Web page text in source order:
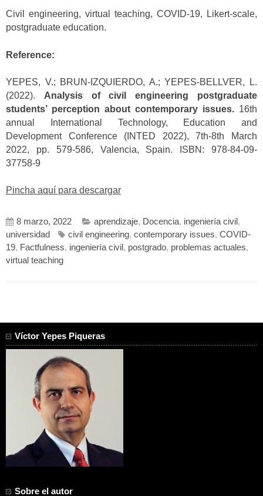
Civil engineering, virtual teaching, COVID-19, Likert-scale,
postgraduate education.
Reference:
YEPES, V.; BRUN-IZQUIERDO, A.; YEPES-BELLVER, L.
(2022). Analysis of civil engineering postgraduate
students’ perception about contemporary issues. 16th
annual International Technology, Education and
Development Conference (INTED 2022), 7th-8th March
2022, pp. 579-586, Valencia, Spain. ISBN: 978-84-09-
37758-9
Pincha aquí para descargar
8 marzo, 2022 aprendizaje, Docencia, ingeniería civil ,
universidad
civil engineering, contemporary issues, COVID-
19, Factfulness, ingeniería civil , postgrado, problemas actuales,
virtual teaching
Víctor Yepes Piqueras
Sobre el autor